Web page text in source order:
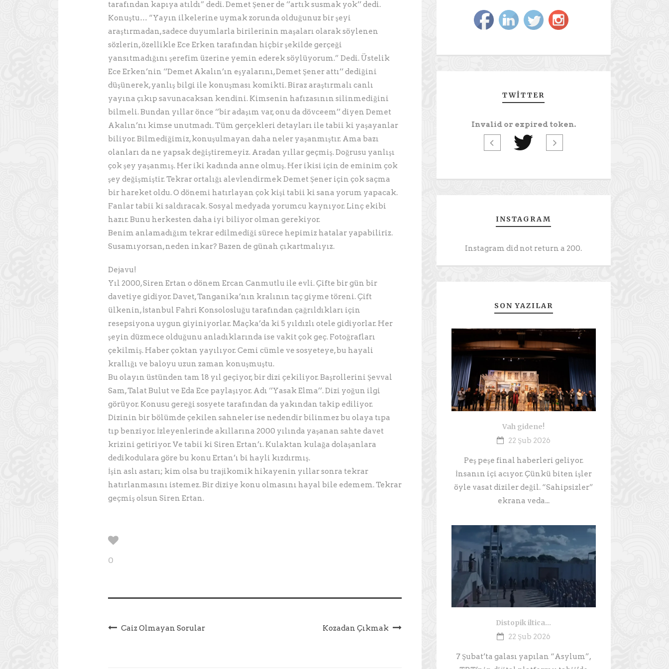
tarafından kapıya atıldı” dedi. Demet Şener de ‘’artık susmak yok’’ dedi.
Konuştu… “Yayın ilkelerine uymak zorunda olduğunuz bir şeyi
araştırmadan, sadece duyumlarla birilerinin maşaları olarak söylenen
sözlerin, özellikle Ece Erken tarafından hiçbir şekilde gerçeği
yansıtmadığını şerefim üzerine yemin ederek söylüyorum.” Dedi. Üstelik
Ece Erken’nin ‘’Demet Akalın’ın eşyalarını, Demet Şener attı’’ dediğini
düşünerek, yanlış bilgi ile konuşması komikti. Biraz araştırmalı canlı
yayına çıkıp savunacaksan kendini. Kimsenin hafızasının silinmediğini
bilmeli. Bundan yıllar önce ‘’bir adaşım var, onu da dövceem’’ diyen Demet
Akalın’nı kimse unutmadı. Tüm gerçekleri detayları ile tabii ki yaşayanlar
biliyor. Bilmediğimiz, konuşulmayan daha neler yaşanmıştır. Ama bazı
olanları da ne yapsak değiştiremeyiz. Aradan yıllar geçmiş. Doğrusu yanlışı
çok şey yaşanmış. Her iki kadında anne olmuş. Her ikisi için de eminim çok
şey değişmiştir. Tekrar ortalığı alevlendirmek Demet Şener için çok saçma
bir hareket oldu. O dönemi hatırlayan çok kişi tabii ki sana yorum yapacak.
Fanlar tabii ki saldıracak. Sosyal medyada yorumcu kaynıyor. Linç ekibi
hazır. Bunu herkesten daha iyi biliyor olman gerekiyor.
Benim anlamadığım tekrar edilmediği sürece hepimiz hatalar yapabiliriz.
Susamıyorsan, neden inkar? Bazen de günah çıkartmalıyız.
Dejavu!
Yıl 2000, Siren Ertan o dönem Ercan Canmutlu ile evli. Çifte bir gün bir
davetiye gidiyor. Davet, Tanganika’nın kralının taç giyme töreni. Çift
ülkenin, İstanbul Fahri Konsolosluğu tarafından çağrıldıkları için
resepsiyona uygun giyiniyorlar. Maçka’da ki 5 yıldızlı otele gidiyorlar. Her
şeyin düzmece olduğunu anladıklarında ise vakit çok geç. Fotoğrafları
çekilmiş. Haber çoktan yayılıyor. Cemi cümle ve sosyeteye, bu hayali
krallığı ve baloyu uzun zaman konuşmuştu.
Bu olayın üstünden tam 18 yıl geçiyor, bir dizi çekiliyor. Başrollerini Şevval
Sam, Talat Bulut ve Eda Ece paylaşıyor. Adı ‘’Yasak Elma’’. Dizi yoğun ilgi
görüyor. Konusu gereği sosyete tarafından da yakından takip ediliyor.
Dizinin bir bölümde çekilen sahneler ise nedendir bilinmez bu olaya tıpa
tıp benziyor. İzleyenlerinde akıllarına 2000 yılında yaşanan sahte davet
krizini getiriyor. Ve tabii ki Siren Ertan’ı. Kulaktan kulağa dolaşanlara
dedikodulara göre bu konu Ertan’ı bi hayli kızdırmış.
İşin aslı astarı; kim olsa bu trajikomik hikayenin yıllar sonra tekrar
hatırlanmasını istemez. Bir diziye konu olmasını hayal bile edemem. Tekrar
geçmiş olsun Siren Ertan.
0
Caiz Olmayan Sorular Kozadan Çıkmak
TWITTER
Invalid or expired token.
INSTAGRAM
Instagram did not return a 200.
SON YAZILAR
Vah gidene!
22 Şub 2026
Peş peşe final haberleri geliyor.
İnsanın içi acıyor. Çünkü biten işler
öyle vasat diziler değil. “Sahipsizler”
ekrana veda...
Distopik iltica…
22 Şub 2026
7 Şubat’ta galası yapılan “Asylum”,